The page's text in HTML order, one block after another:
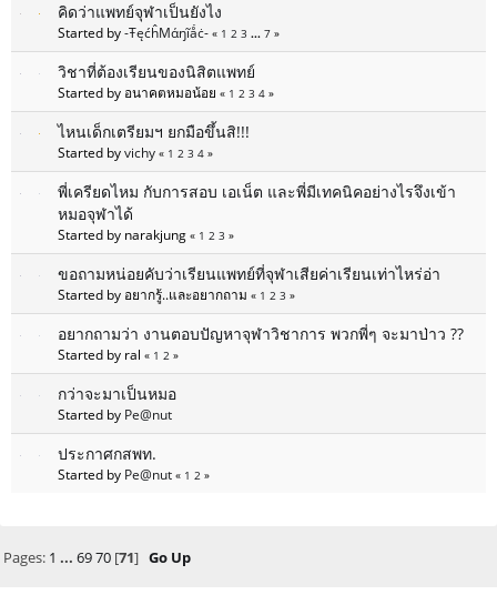
คิดว่าแพทย์จุฬาเป็นยังไง
Started by-ŦęćĥМάŋĩǻċ- « 1 2 3 ... 7 »
วิชาที่ต้องเรียนของนิสิตแพทย์
Started by อนาคตหมอน้อย « 1 2 3 4 »
ไหนเด็กเตรียมฯ ยกมือขึ้นสิ!!!
Started byvichy « 1 2 3 4 »
พี่เครียดไหม กับการสอบ เอเน็ต และพี่มีเทคนิคอย่างไรจึงเข้า
หมอจุฬาได้
Started by narakjung « 1 2 3 »
ขอถามหน่อยคับว่าเรียนแพทย์ที่จุฬาเสียค่าเรียนเท่าไหร่อ่า
Started by อยากรู้..และอยากถาม « 1 2 3 »
อยากถามว่า งานตอบปัญหาจุฬาวิชาการ พวกพี่ๆ จะมาป่าว ??
Started by ral « 1 2 »
กว่าจะมาเป็นหมอ
Started by Pe@nut
ประกาศกสพท.
Started by Pe@nut « 1 2 »
Pages: 1 ... 69 70[71] Go Up